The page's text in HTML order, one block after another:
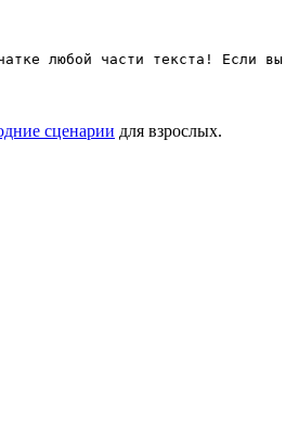
любой части текста!
сценарии для взрослых.